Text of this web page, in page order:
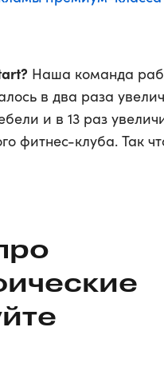
Наша команда
в два раза
и в 13 раз
фитнес-клуба. Так